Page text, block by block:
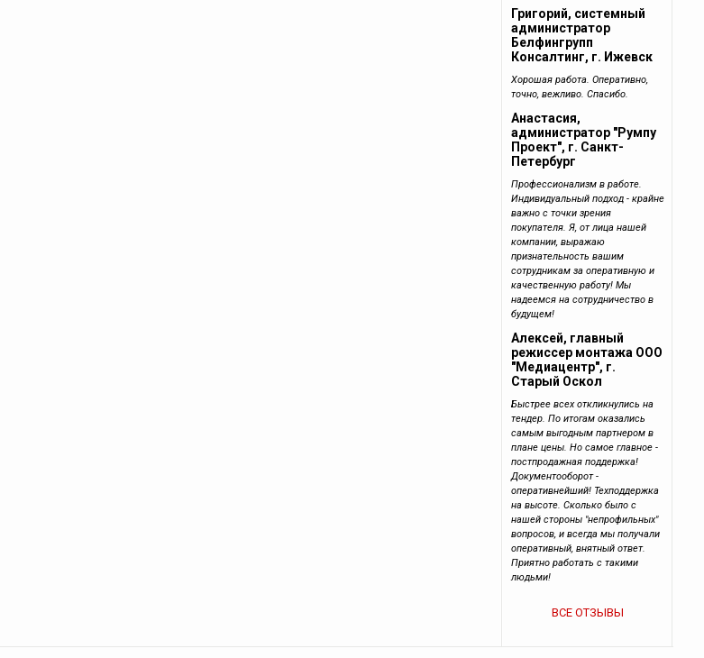
Григорий, системный
администратор
Белфингрупп
Консалтинг, г. Ижевск
Хорошая работа. Оперативно,
точно, вежливо. Спасибо.
Анастасия,
администратор "Румпу
Проект", г. Санкт-
Петербург
Профессионализм в работе.
Индивидуальный подход - крайне
важно с точки зрения
покупателя. Я, от лица нашей
компании, выражаю
признательность вашим
сотрудникам за оперативную и
качественную работу! Мы
надеемся на сотрудничество в
будущем!
Алексей, главный
режиссер монтажа ООО
"Медиацентр", г.
Старый Оскол
Быстрее всех откликнулись на
тендер. По итогам оказались
самым выгодным партнером в
плане цены. Но самое главное -
постпродажная поддержка!
Документооборот -
оперативнейший! Техподдержка
на высоте. Сколько было с
нашей стороны "непрофильных"
вопросов, и всегда мы получали
оперативный, внятный ответ.
Приятно работать с такими
людьми!
ВСЕ ОТЗЫВЫ